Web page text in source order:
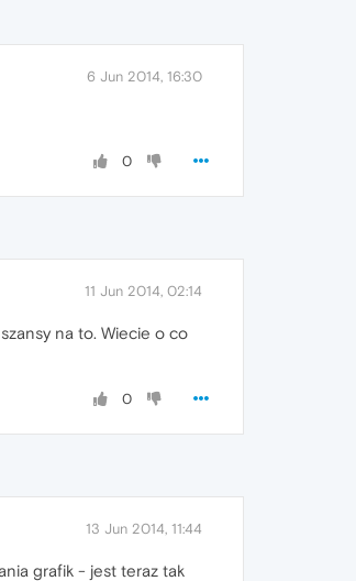
6 Jun 2014, 16:30
0
11 Jun 2014, 02:14
na to. Wiecie o co
0
13 Jun 2014, 11:44
grafik - jest teraz tak